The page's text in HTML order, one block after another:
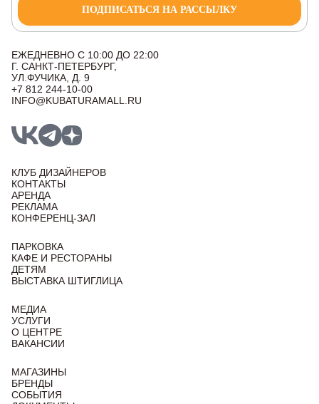
ПОДПИСАТЬСЯ НА РАССЫЛКУ
ЕЖЕДНЕВНО С 10:00 ДО 22:00
Г. САНКТ-ПЕТЕРБУРГ,
УЛ.ФУЧИКА, Д. 9
+7 812 244-10-00
INFO@KUBATURAMALL.RU
КЛУБ ДИЗАЙНЕРОВ
КОНТАКТЫ
АРЕНДА
РЕКЛАМА
КОНФЕРЕНЦ-ЗАЛ
ПАРКОВКА
КАФЕ И РЕСТОРАНЫ
ДЕТЯМ
ВЫСТАВКА ШТИГЛИЦА
МЕДИА
УСЛУГИ
О ЦЕНТРЕ
ВАКАНСИИ
МАГАЗИНЫ
БРЕНДЫ
СОБЫТИЯ